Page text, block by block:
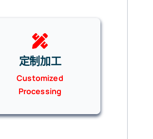
定制加工
Customized
Processing